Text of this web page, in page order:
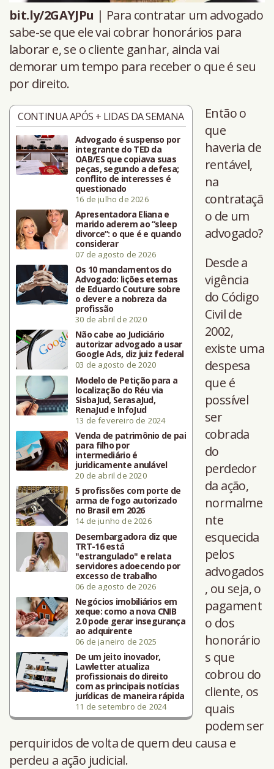
bit.ly/2GAYJPu | Para contratar um advogado
sabe-se que ele vai cobrar honorários para
laborar e, se o cliente ganhar, ainda vai
demorar um tempo para receber o que é seu
por direito.
CONTINUA APÓS + LIDAS DA SEMANA
Advogado é suspenso por
integrante do TED da
OAB/ES que copiava suas
peças, segundo a defesa;
conflito de interesses é
questionado
16 de julho de 2026
Apresentadora Eliana e
marido aderem ao “sleep
divorce”: o que é e quando
considerar
07 de agosto de 2026
Os 10 mandamentos do
Advogado: lições eternas
de Eduardo Couture sobre
o dever e a nobreza da
profissão
30 de abril de 2020
Não cabe ao Judiciário
autorizar advogado a usar
Google Ads, diz juiz federal
03 de agosto de 2020
Modelo de Petição para a
localização do Réu via
SisbaJud, SerasaJud,
RenaJud e InfoJud
13 de fevereiro de 2024
Venda de patrimônio de pai
para filho por
intermediário é
juridicamente anulável
20 de abril de 2020
5 profissões com porte de
arma de fogo autorizado
no Brasil em 2026
14 de junho de 2026
Desembargadora diz que
TRT-16 está
"estrangulado" e relata
servidores adoecendo por
excesso de trabalho
06 de agosto de 2026
Negócios imobiliários em
xeque: como a nova CNIB
2.0 pode gerar insegurança
ao adquirente
06 de janeiro de 2025
De um jeito inovador,
Lawletter atualiza
profissionais do direito
com as principais notícias
jurídicas de maneira rápida
11 de setembro de 2024
Então o
que
haveria de
rentável,
na
contrataçã
o de um
advogado?
Desde a
vigência
do Código
Civil de
2002,
existe uma
despesa
que é
possível
ser
cobrada
do
perdedor
da ação,
normalme
nte
esquecida
pelos
advogados
, ou seja, o
pagament
o dos
honorário
s que
cobrou do
cliente, os
quais
podem ser
perquiridos de volta de quem deu causa e
perdeu a ação judicial.